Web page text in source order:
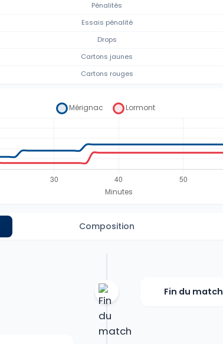
Pénalités
Essais pénalité
Drops
Cartons jaunes
Cartons rouges
Composition
Fin du match